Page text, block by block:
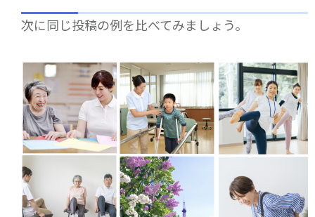
次に同じ投稿の例を比べてみましょう。